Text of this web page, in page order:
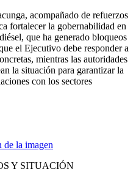
acompañado de refuerzos
fortalecer la gobernabilidad en
que ha generado bloqueos
el Ejecutivo debe responder a
mientras las autoridades
la situación para garantizar la
con los sectores
Y SITUACIÓN